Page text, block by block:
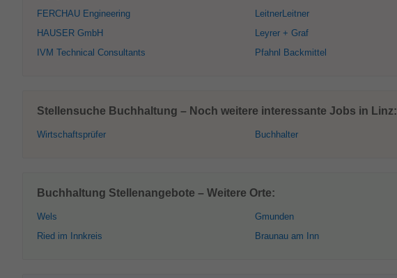
FERCHAU Engineering
HAUSER GmbH
IVM Technical Consultants
LeitnerLeitner
Leyrer + Graf
Pfahnl Backmittel
Stellensuche Buchhaltung – Noch weitere interessante Jobs in Linz:
Wirtschaftsprüfer Buchhalter
Buchhaltung Stellenangebote – Weitere Orte:
Wels
Ried im Innkreis
Gmunden
Braunau am Inn